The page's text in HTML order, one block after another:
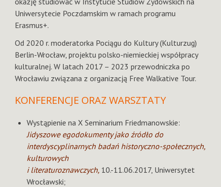
Uniwersytecie Poczdamskim w ramach programu
Erasmus+.
Od 2020 r. moderatorka Pociągu do Kultury (Kulturzug)
Berlin-Wrocław, projektu polsko-niemieckiej współpracy
kulturalnej. W latach 2017 – 2023 przewodniczka po
Wrocławiu związana z organizacją Free Walkative Tour.
KONFERENCJE ORAZ WARSZTATY
Wystąpienie na X Seminarium Friedmanowskie:
Jidyszowe egodokumenty jako źródło do
interdyscyplinarnych badań historyczno-społecznych,
kulturowych
i literaturoznawczych, 10.-11.06.2017, Uniwersytet
Wrocławski;